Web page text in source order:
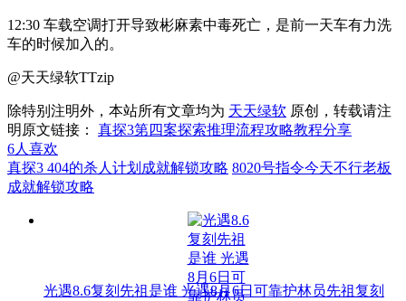
12:30 车载空调打开导致彬麻素中毒死亡，是前一天车有力洗
车的时候加入的。
@天天绿软TTzip
除特别注明外，本站所有文章均为 天天绿软 原创，转载请注
明原文链接： 真探3第四案探索推理流程攻略教程分享
6人喜欢
真探3 404的杀人计划成就解锁攻略 8020号指令今天不行老板
成就解锁攻略
光遇8.6复刻先祖是谁 光遇8月6日可靠护林员先祖复刻